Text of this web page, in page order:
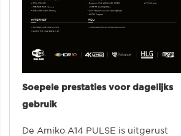
Soepele prestaties voor dagelijks
gebruik
De Amiko A14 PULSE is uitgerust